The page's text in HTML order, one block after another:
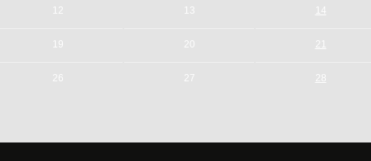
12 13 14
19 20 21
26 27 28